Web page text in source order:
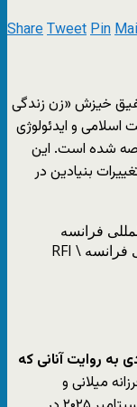
ShareTweetPin
خیزش «زن زندگی
اسلامی و ایدئولوژی
شده است. این
بنیادین در
شهلا شفیق در استودیو رادیو بین‌المللی فرانسه RFI \
به روایت آنانی که
میلانی و